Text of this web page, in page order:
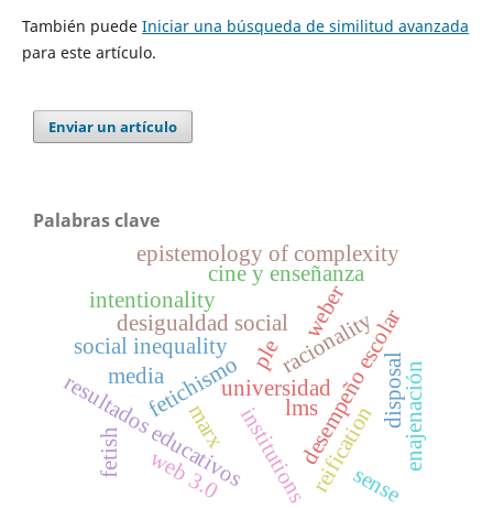
También puede Iniciar una búsqueda de similitud avanzada
para este artículo.
Enviar un artículo
Palabras clave
universidad
fetichismo
resultados educativos desempeño escolar
social inequality
desigualdad socialracionality
weber
institutions
fetish
disposal
reification enajenación
marx
media
cine y enseñanza
ple
lms
web 3.0
epistemology of complexity
intentionality
sense